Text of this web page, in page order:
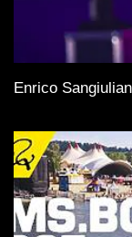
Enrico